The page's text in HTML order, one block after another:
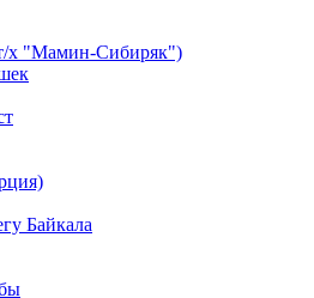
х "Мамин-Сибиряк")
Байкала